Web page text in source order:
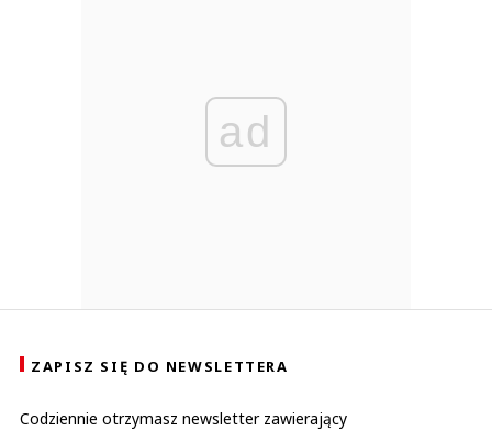
ad
ZAPISZ SIĘ DO NEWSLETTERA
Codziennie otrzymasz newsletter zawierający